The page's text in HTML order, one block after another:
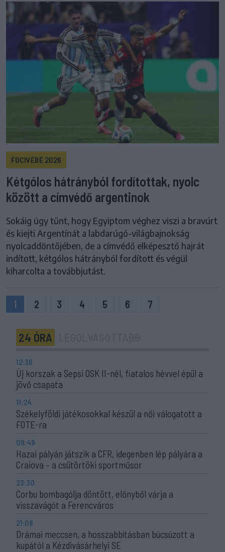
FOCIVÉBÉ 2026
Kétgólos hátrányból fordítottak, nyolc
között a címvédő argentinok
Sokáig úgy tűnt, hogy Egyiptom véghez viszi a bravúrt
és kiejti Argentínát a labdarúgó-világbajnokság
nyolcaddöntőjében, de a címvédő elképesztő hajrát
indított, kétgólos hátrányból fordított és végül
kiharcolta a továbbjutást.
1 2 3 4 5 6 7
24 ÓRA
12:36
Új korszak a Sepsi OSK II-nél, fiatalos hévvel épül a
jövő csapata
11:24
Székelyföldi játékosokkal készül a női válogatott a
FOTE-ra
09:49
Hazai pályán játszik a CFR, idegenben lép pályára a
Craiova – a csütörtöki sportműsor
23:30
Corbu bombagólja döntött, előnyből várja a
visszavágót a Ferencváros
21:08
Drámai meccsen, a hosszabbításban búcsúzott a
kupától a Kézdivásárhelyi SE